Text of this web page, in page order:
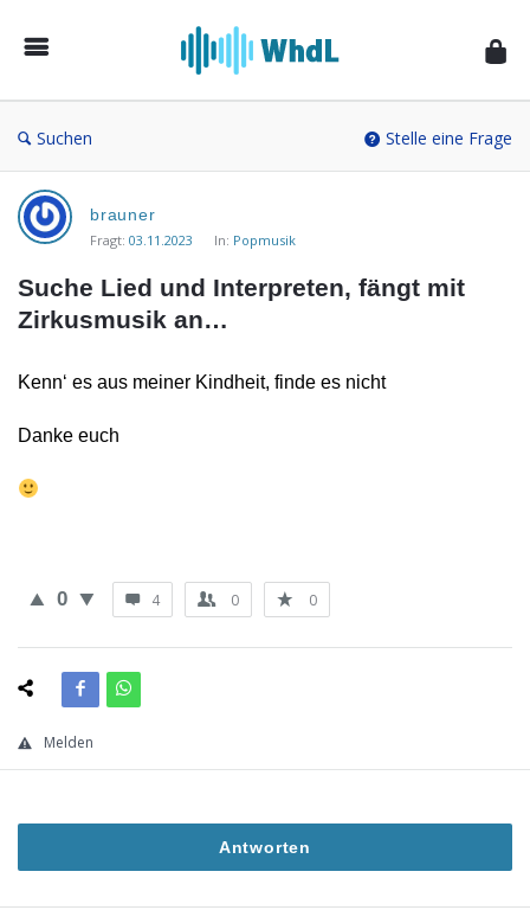
von
Suchen Stelle eine Frage
Musikforum
von
WieheisstdasLied.de
Neueste
brauner
Fragt: 03.11.2023 In: Popmusik
Suche Lied und Interpreten, fängt mit
Zirkusmusik an…
Kenn‘ es aus meiner Kindheit, finde es nicht
Danke euch
0 4 0 0
Melden
Antworten